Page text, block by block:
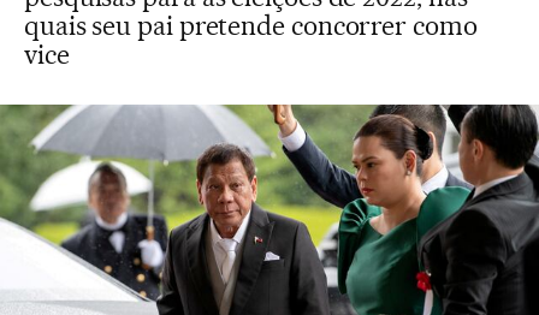
quais seu pai pretende concorrer como
vice